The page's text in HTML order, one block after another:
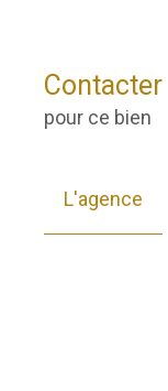
Contacter
pour ce bien
L'agence